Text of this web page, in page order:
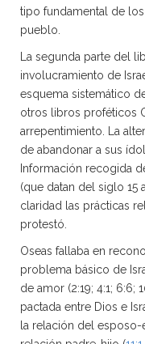
tipo fundamental de
pueblo.
La segunda parte del
involucramiento de
esquema sistemático
otros libros proféticos
arrepentimiento. La
de abandonar a sus
Información recogida
(que datan del siglo 15
claridad las prácticas
protestó.
Oseas fallaba en
problema básico de
de amor (2:19; 4:1; 6:6;
pactada entre Dios e
la relación del